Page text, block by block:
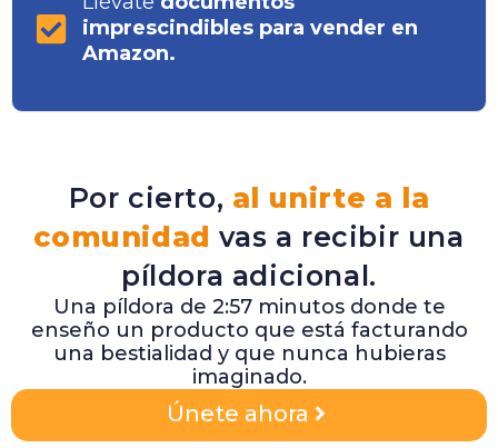
imprescindibles para vender en
Amazon.
Por cierto, al unirte a la
comunidad vas a recibir una
píldora adicional.
Una píldora de 2:57 minutos donde te
enseño un producto que está facturando
una bestialidad y que nunca hubieras
imaginado.
Únete ahora